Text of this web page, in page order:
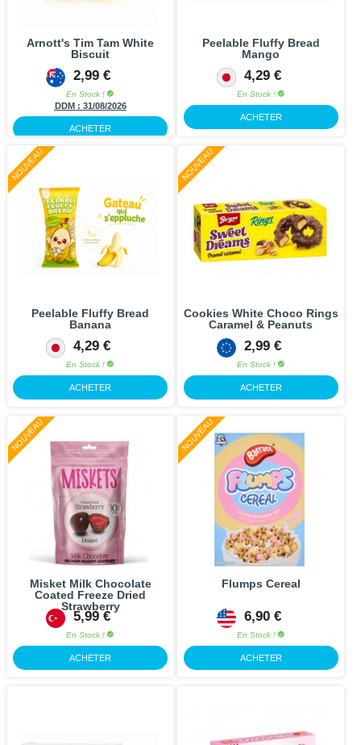
Arnott's Tim Tam White
Biscuit
2,99 €
En Stock !
DDM : 31/08/2026
ACHETER
Peelable Fluffy Bread
Mango
4,29 €
En Stock !
ACHETER
NOUVEAU
Peelable Fluffy Bread
Banana
4,29 €
En Stock !
ACHETER
NOUVEAU
Cookies White Choco Rings
Caramel & Peanuts
2,99 €
En Stock !
ACHETER
NOUVEAU
Misket Milk Chocolate
Coated Freeze Dried
Strawberry
5,99 €
En Stock !
ACHETER
NOUVEAU
Flumps Cereal
6,90 €
En Stock !
ACHETER